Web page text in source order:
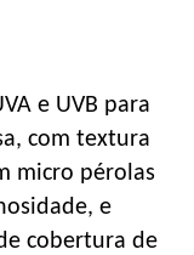
e UVB para
com textura
micro pérolas
e
cobertura de